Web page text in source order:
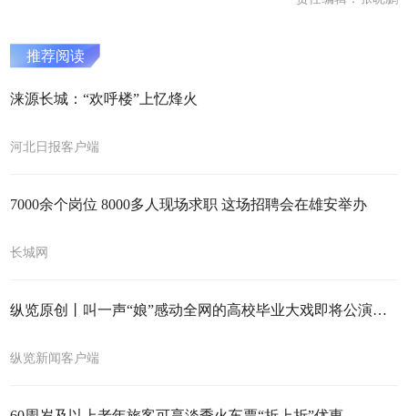
推荐阅读
涞源长城：“欢呼楼”上忆烽火
河北日报客户端
7000余个岗位 8000多人现场求职 这场招聘会在雄安举办
长城网
纵览原创丨叫一声“娘”感动全网的高校毕业大戏即将公演！河北传媒学院话剧《货母丧子记》走出校园15日在“织音1953”上演
纵览新闻客户端